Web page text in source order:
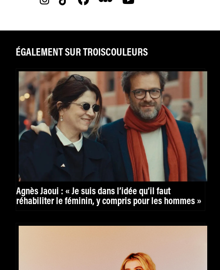
ÉGALEMENT SUR TROISCOULEURS
Agnès Jaoui : « Je suis dans l’idée qu’il faut
réhabiliter le féminin, y compris pour les hommes »